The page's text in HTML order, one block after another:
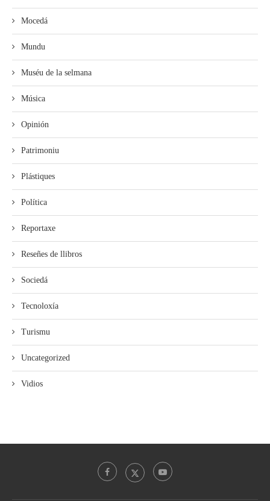
Mocedá
Mundu
Muséu de la selmana
Música
Opinión
Patrimoniu
Plástiques
Política
Reportaxe
Reseñes de llibros
Sociedá
Tecnoloxía
Turismu
Uncategorized
Vidios